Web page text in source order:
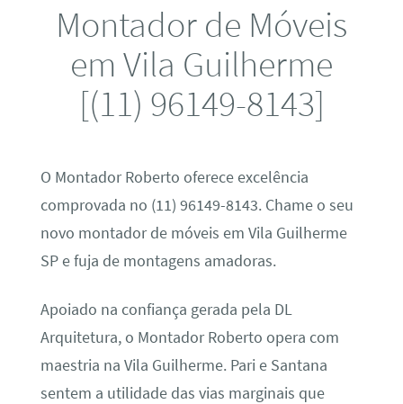
Montador de Móveis
em Vila Guilherme
[(11) 96149-8143]
O Montador Roberto oferece excelência
comprovada no (11) 96149-8143. Chame o seu
novo montador de móveis em Vila Guilherme
SP e fuja de montagens amadoras.
Apoiado na confiança gerada pela DL
Arquitetura, o Montador Roberto opera com
maestria na Vila Guilherme. Pari e Santana
sentem a utilidade das vias marginais que